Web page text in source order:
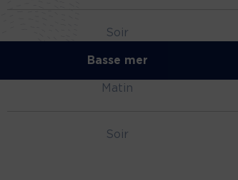
Soir
Basse mer
Matin
Soir